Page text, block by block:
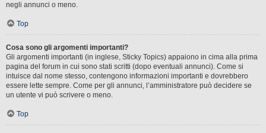
negli annunci o meno.
Top
Cosa sono gli argomenti importanti?
Gli argomenti importanti (in inglese, Sticky Topics) appaiono in cima alla prima
pagina del forum in cui sono stati scritti (dopo eventuali annunci). Come si
intuisce dal nome stesso, contengono informazioni importanti e dovrebbero
essere lette sempre. Come per gli annunci, l’amministratore può decidere se
un utente vi può scrivere o meno.
Top